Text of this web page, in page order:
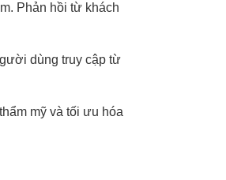
Phản hồi từ khách
dùng truy cập từ
mỹ và tối ưu hóa